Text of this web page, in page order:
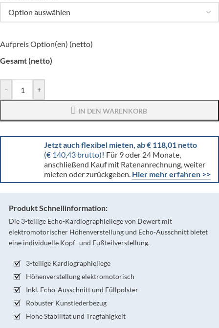
Aufpreis Option(en) (netto)
Gesamt (netto)
- +
IN DEN WARENKORB
Jetzt auch flexibel mieten, ab € 118,01 netto
(€ 140,43 brutto)! Für 9 oder 24 Monate,
anschließend Kauf mit Ratenanrechnung, weiter
mieten oder zurückgeben. Hier mehr erfahren >>
Produkt Schnellinformation:
Die 3-teilige Echo-Kardiographieliege von Dewert mit
elektromotorischer Höhenverstellung und Echo-Ausschnitt bietet
eine individuelle Kopf- und Fußteilverstellung.
3-teilige Kardiographieliege
Höhenverstellung elektromotorisch
Inkl. Echo-Ausschnitt und Füllpolster
Robuster Kunstlederbezug
Hohe Stabilität und Tragfähigkeit